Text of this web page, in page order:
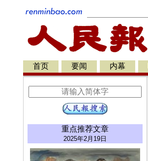
首页 要闻 内幕
重点推荐文章
2025年2月19日